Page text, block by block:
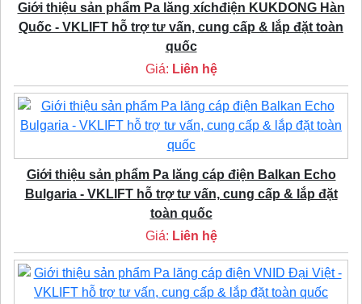
Giới thiệu sản phẩm Pa lăng xíchđiện KUKDONG Hàn
Quốc - VKLIFT hỗ trợ tư vấn, cung cấp & lắp đặt toàn
quốc
Giá: Liên hệ
Giới thiệu sản phẩm Pa lăng cáp điện Balkan Echo
Bulgaria - VKLIFT hỗ trợ tư vấn, cung cấp & lắp đặt
toàn quốc
Giá: Liên hệ